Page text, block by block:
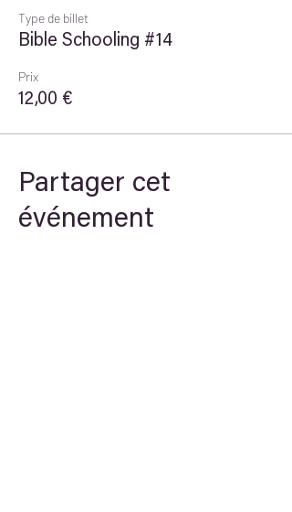
Type de billet
Bible Schooling #14
Prix
12,00 €
Partager cet
événement